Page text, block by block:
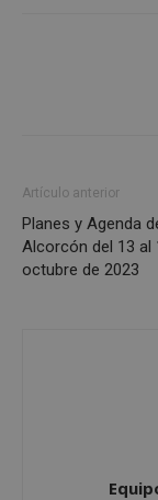
Artículo anterior
Planes y Agenda
Alcorcón del 13 al
octubre de 2023